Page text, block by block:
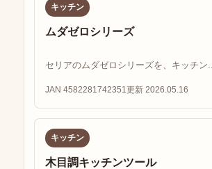
キッチン
ムダゼロシリーズ
セリアのムダゼロシリーズを、キッチン...
JAN 4582281742351 更新 2026.05.16
キッチン
木目調キッチンツール